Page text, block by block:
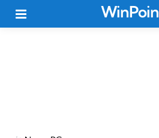
WinPoin